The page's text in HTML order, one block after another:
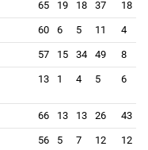
65 19 18 37 18
60 6 5 11 4
57 15 34 49 8
13 1 4 5 6
66 13 13 26 43
56 5 7 12 12